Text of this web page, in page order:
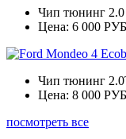
Чип тюнинг 2.0
Цена: 6 000
Чип тюнинг
Цена: 8 000
посмотреть все